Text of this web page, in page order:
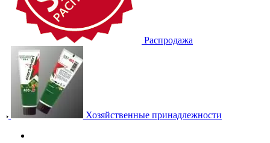
Распродажа
Хозяйственные принадлежности